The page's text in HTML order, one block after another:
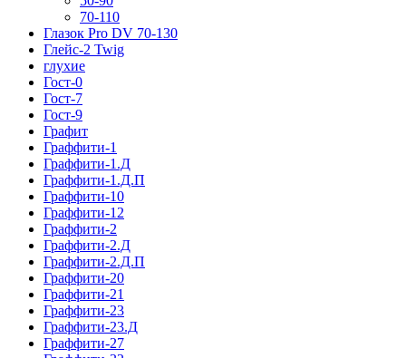
70-110
Глазок Pro DV 70-130
Глейс-2 Twig
глухие
Гост-0
Гост-7
Гост-9
Графит
Граффити-1
Граффити-1.Д
Граффити-1.Д.П
Граффити-10
Граффити-12
Граффити-2
Граффити-2.Д
Граффити-2.Д.П
Граффити-20
Граффити-21
Граффити-23
Граффити-23.Д
Граффити-27